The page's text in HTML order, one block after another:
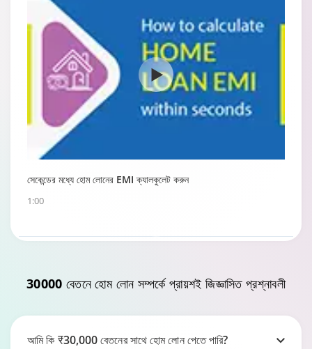
সেকেন্ডের মধ্যে হোম লোনের EMI ক্যালকুলেট করুন
1:00
30000 বেতনে হোম লোন সম্পর্কে প্রায়শই জিজ্ঞাসিত প্রশ্নাবলী
আমি কি ₹30,000 বেতনের সাথে হোম লোন পেতে পারি?